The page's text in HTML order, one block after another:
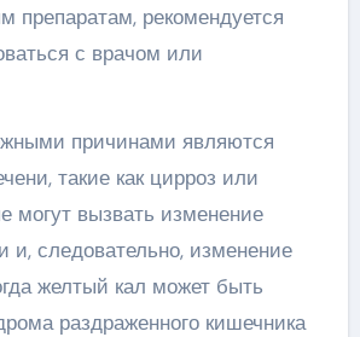
препаратам, рекомендуется
с врачом или
причинами являются
такие как цирроз или
могут вызвать изменение
и, следовательно, изменение
желтый кал может быть
раздраженного кишечника